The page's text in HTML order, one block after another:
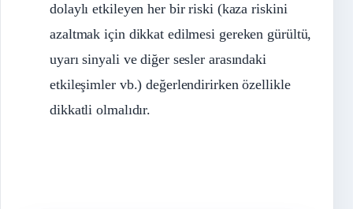
dolaylı etkileyen her bir riski (kaza riskini
azaltmak için dikkat edilmesi gereken gürültü,
uyarı sinyali ve diğer sesler arasındaki
etkileşimler vb.) değerlendirirken özellikle
dikkatli olmalıdır.